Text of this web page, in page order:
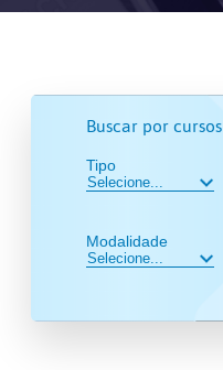
Buscar por cursos
Tipo
Modalidade